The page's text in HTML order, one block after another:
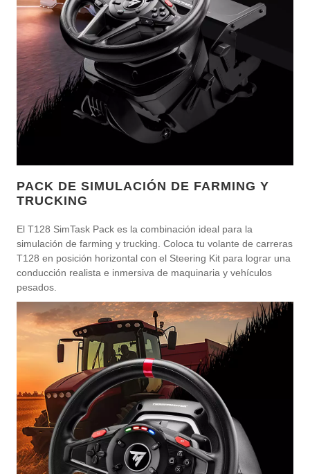
PACK DE SIMULACIÓN DE FARMING Y
TRUCKING
El T128 SimTask Pack es la combinación ideal para la
simulación de farming y trucking. Coloca tu volante de carreras
T128 en posición horizontal con el Steering Kit para lograr una
conducción realista e inmersiva de maquinaria y vehículos
pesados.